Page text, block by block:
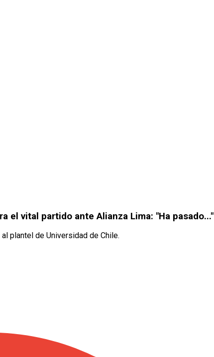
el vital partido ante Alianza Lima: "Ha pasado..."
plantel de Universidad de Chile.